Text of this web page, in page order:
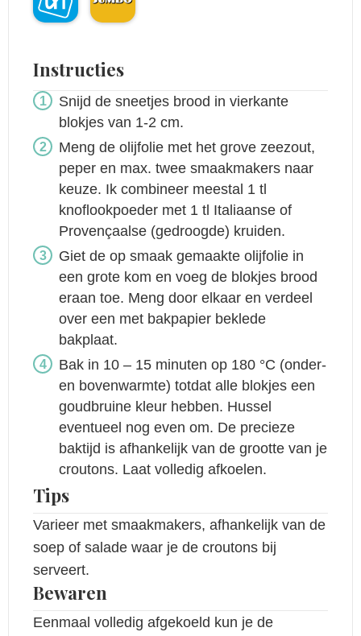
Instructies
Snijd de sneetjes brood in vierkante
blokjes van 1-2 cm.
Meng de olijfolie met het grove zeezout,
peper en max. twee smaakmakers naar
keuze. Ik combineer meestal 1 tl
knoflookpoeder met 1 tl Italiaanse of
Provençaalse (gedroogde) kruiden.
Giet de op smaak gemaakte olijfolie in
een grote kom en voeg de blokjes brood
eraan toe. Meng door elkaar en verdeel
over een met bakpapier beklede
bakplaat.
Bak in 10 – 15 minuten op 180 °C (onder-
en bovenwarmte) totdat alle blokjes een
goudbruine kleur hebben. Hussel
eventueel nog even om. De precieze
baktijd is afhankelijk van de grootte van je
croutons. Laat volledig afkoelen.
Tips
Varieer met smaakmakers, afhankelijk van de
soep of salade waar je de croutons bij
serveert.
Bewaren
Eenmaal volledig afgekoeld kun je de